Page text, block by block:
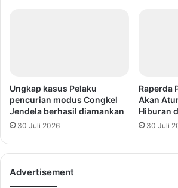
Ungkap kasus Pelaku
pencurian modus Congkel
Jendela berhasil diamankan
30 Juli 2026
Raperda
Akan
Hiburan
30 Juli
Advertisement